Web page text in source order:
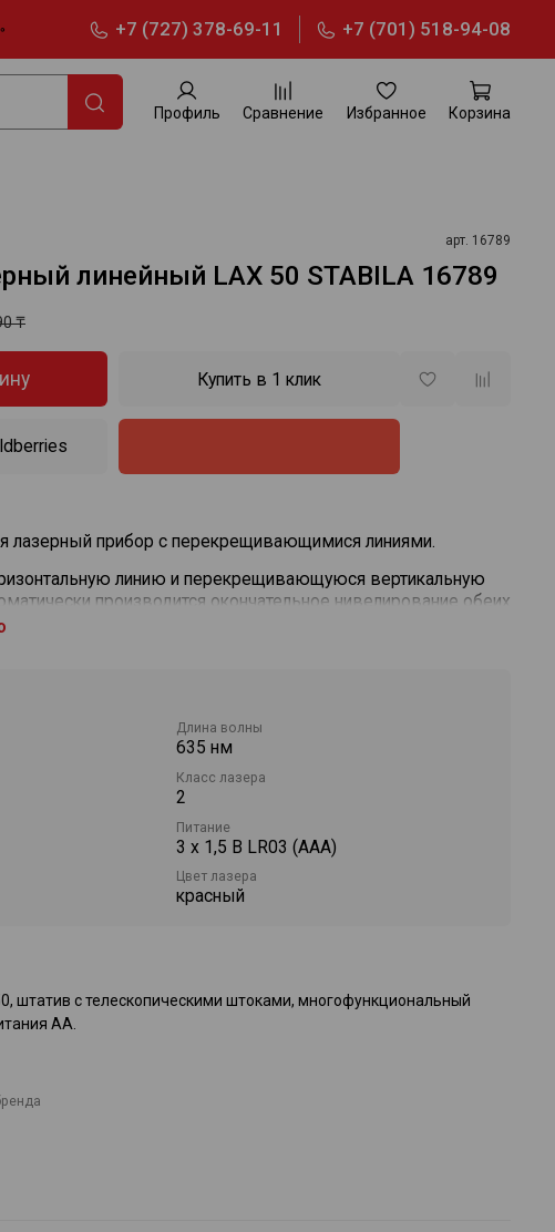
+7 (727) 378-69-11 +7 (701) 518-94-08
Профиль Сравнение Избранное Корзина
арт. 16789
линейный LAX 50 STABILA 16789
₸
Купить в 1 клик
лазерный прибор с перекрещивающимися линиями.
линию и перекрещивающуюся вертикальную
производится окончательное нивелирование обеих
Длина волны
635 нм
Класс лазера
2
Питание
3 x 1,5 В LR03 (AAA)
Цвет лазера
красный
штатив с телескопическими штоками, многофункциональный
АА.